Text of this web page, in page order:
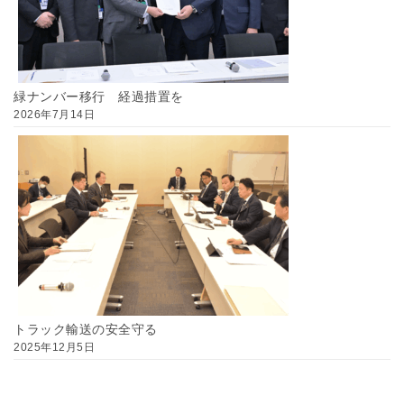
緑ナンバー移行 経過措置を
2026年7月14日
トラック輸送の安全守る
2025年12月5日